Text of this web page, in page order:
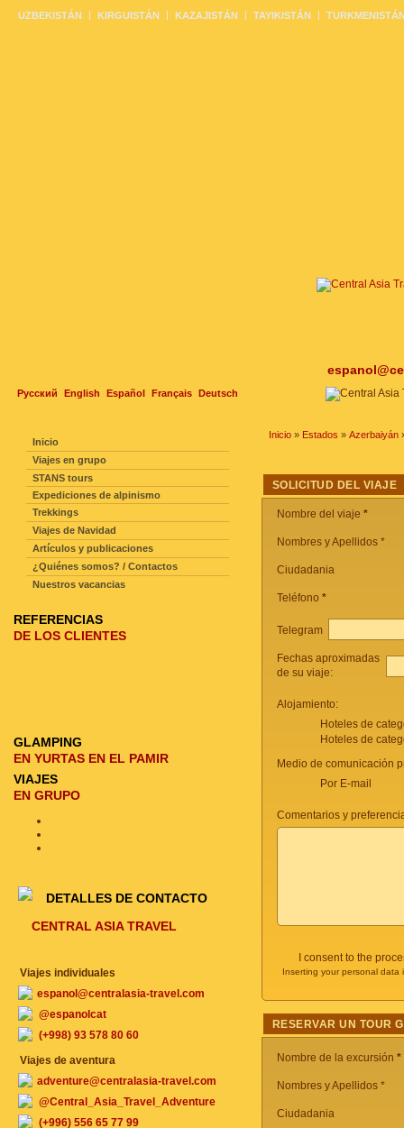
Русский English Español Français Deutsch
UZBEKISTÁN KIRGUISTÁN KAZAJISTÁN TAYIKISTÁN
Inicio » Estados » Azerbaiyán
SOLICITUD DEL VIAJE
Nombre del viaje *
Nombres y Apellidos *
Ciudadania
Teléfono *
Telegram
Fechas aproximadas
de su viaje:
Alojamiento:
Hoteles de
Hoteles de
Medio de comunicación
Por E-mail
Comentarios y
I consent to the
Inserting your personal
RESERVAR UN TOUR
Nombre de la excursión *
Nombres y Apellidos *
Ciudadania
Inicio
Viajes en grupo
STANS tours
Expediciones de alpinismo
Trekkings
Viajes de Navidad
Artículos y publicaciones
¿Quiénes somos? / Contactos
Nuestros vacancias
REFERENCIAS
DE LOS CLIENTES
GLAMPING
EN YURTAS EN EL PAMIR
VIAJES
EN GRUPO
DETALLES DE CONTACTO
CENTRAL ASIA TRAVEL
Viajes individuales
espanol@centralasia-travel.com
@espanolcat
(+998) 93 578 80 60
Viajes de aventura
adventure@centralasia-travel.com
@Central_Asia_Travel_Adventure
(+996) 556 65 77 99